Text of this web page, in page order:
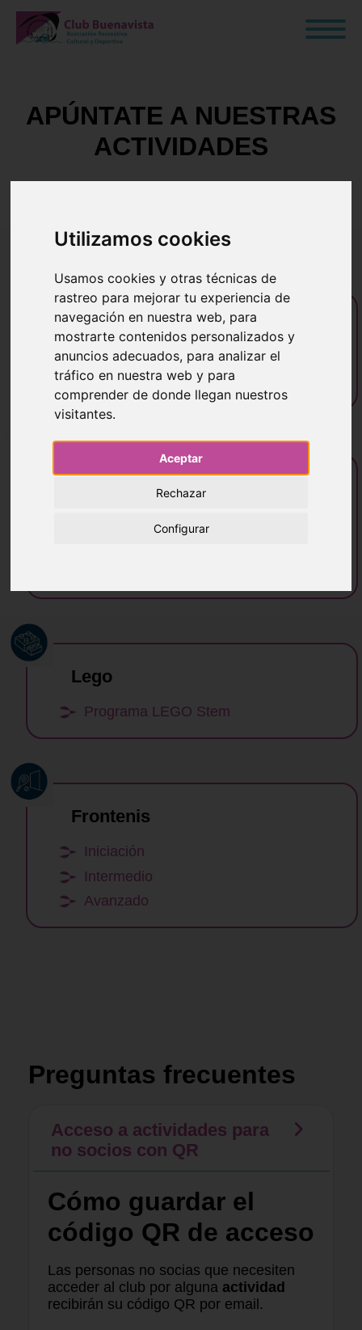
Utilizamos cookies
Usamos cookies y otras técnicas de
rastreo para mejorar tu experiencia de
navegación en nuestra web, para
mostrarte contenidos personalizados y
anuncios adecuados, para analizar el
tráfico en nuestra web y para
comprender de donde llegan nuestros
visitantes.
Aceptar
Rechazar
Configurar
APÚNTATE A NUESTRAS
ACTIVIDADES
Gimnasio y tonificación
Gimnasio y tonificación - Todas las
actividades
Tenis / Padel
Tenis - Perfeccionamiento e iniciación
Lego
Programa LEGO Stem
Frontenis
Iniciación
Intermedio
Avanzado
Preguntas frecuentes
Acceso a actividades para
no socios con QR
Cómo guardar el
código QR de acceso
Las personas no socias que necesiten
acceder al club por alguna actividad
recibirán su código QR por email.